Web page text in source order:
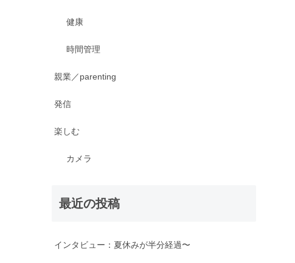
健康
時間管理
親業／parenting
発信
楽しむ
カメラ
最近の投稿
インタビュー：夏休みが半分経過〜